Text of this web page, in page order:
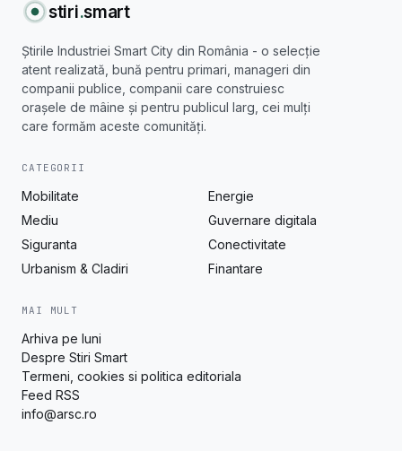
stiri.smart
Știrile Industriei Smart City din România - o selecție
atent realizată, bună pentru primari, manageri din
companii publice, companii care construiesc
orașele de mâine și pentru publicul larg, cei mulți
care formăm aceste comunități.
CATEGORII
Mobilitate
Energie
Mediu
Guvernare digitala
Siguranta
Conectivitate
Urbanism & Cladiri
Finantare
MAI MULT
Arhiva pe luni
Despre Stiri Smart
Termeni, cookies si politica editoriala
Feed RSS
info@arsc.ro